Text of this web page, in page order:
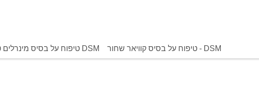
DSM - טיפוח על בסיס קוויאר שחור DSM טיפוח על בסיס מינרלים טבעיים